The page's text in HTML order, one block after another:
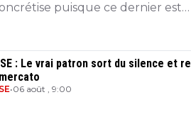
puisque ce dernier est
: Le vrai patron sort du silence et
•06 août , 9:00